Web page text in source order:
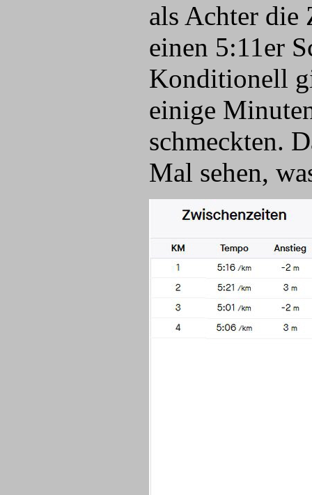
als Achter die
einen 5:11er
Konditionell
einige
schmeckten.
Mal sehen,